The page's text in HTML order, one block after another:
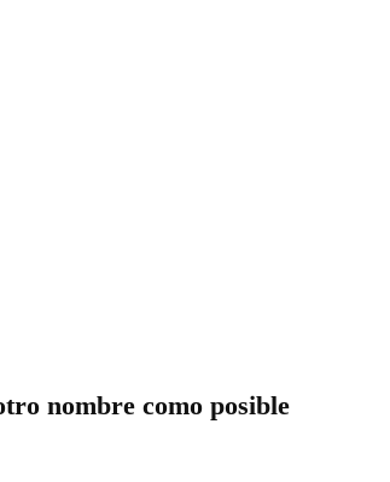
nombre como posible